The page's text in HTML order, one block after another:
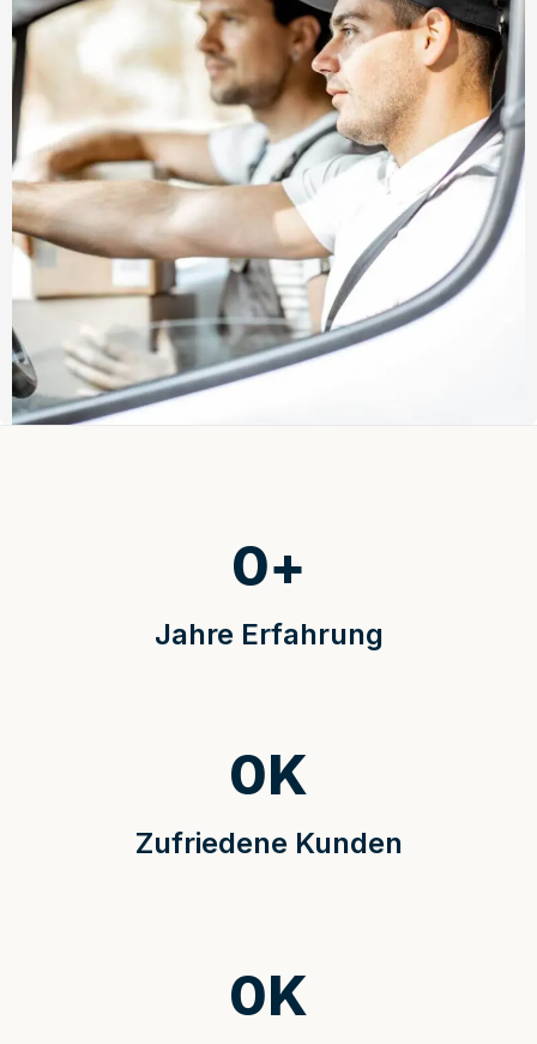
Jahre Erfahrung
0+
Zufriedene Kunden
0K
0K